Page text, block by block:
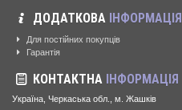
ДОДАТКОВА ІНФОРМАЦІЯ
Для постійних покупців
Гарантія
КОНТАКТНА ІНФОРМАЦІЯ
Україна, Черкаська обл., м. Жашків